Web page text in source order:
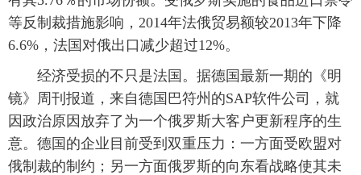
等反制裁措施影响，2014年法俄贸易额较2013年下降
6.6%，法国对俄出口减少超过12%。
经济受损的不只是法国。据德国最新一期的《明
镜》周刊报道，来自德国巴符州的SAP软件公司，就
因政治原因放弃了为一个俄罗斯大客户更新程序的生
意。德国的企业目前受到双重压力：一方面受欧盟对
俄制裁的制约；另一方面俄罗斯的向东看战略使其未